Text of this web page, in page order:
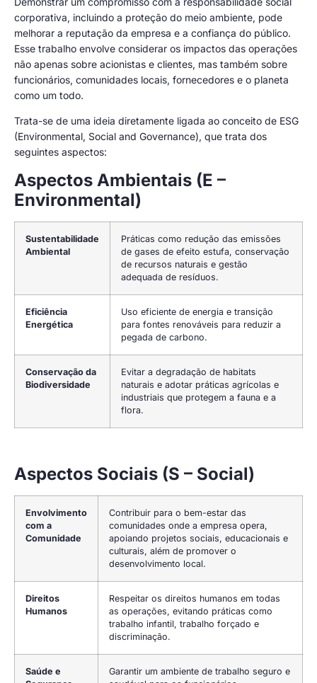
corporativa, incluindo a proteção do meio ambiente, pode
melhorar a reputação da empresa e a confiança do público.
Esse trabalho envolve considerar os impactos das operações
não apenas sobre acionistas e clientes, mas também sobre
funcionários, comunidades locais, fornecedores e o planeta
como um todo.
Trata-se de uma ideia diretamente ligada ao conceito de ESG
(Environmental, Social and Governance), que trata dos
seguintes aspectos:
Aspectos Ambientais (E –
Environmental)
Sustentabilidade
Ambiental
Práticas como redução das emissões
de gases de efeito estufa, conservação
de recursos naturais e gestão
adequada de resíduos.
Eficiência
Energética
Uso eficiente de energia e transição
para fontes renováveis para reduzir a
pegada de carbono.
Conservação da
Biodiversidade
Evitar a degradação de habitats
naturais e adotar práticas agrícolas e
industriais que protegem a fauna e a
flora.
Aspectos Sociais (S – Social)
Envolvimento
com a
Comunidade
Contribuir para o bem-estar das
comunidades onde a empresa opera,
apoiando projetos sociais, educacionais e
culturais, além de promover o
desenvolvimento local.
Direitos
Humanos
Respeitar os direitos humanos em todas
as operações, evitando práticas como
trabalho infantil, trabalho forçado e
discriminação.
Saúde e
Garantir um ambiente de trabalho seguro e